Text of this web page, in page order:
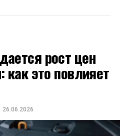
рост цен
как это повлияет
26.06.2026